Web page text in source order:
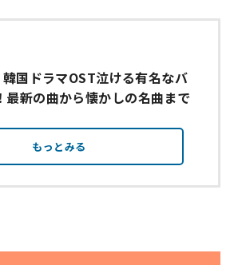
韓国ドラマOST泣ける有名なバ
最新の曲から懐かしの名曲まで
もっとみる